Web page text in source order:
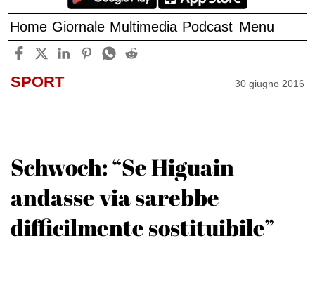
Home Giornale Multimedia Podcast Menu
SPORT 30 giugno 2016
Schwoch: “Se Higuain
andasse via sarebbe
difficilmente sostituibile”